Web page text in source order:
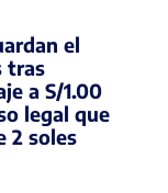
el
tras
a S/1.00
legal que
2 soles